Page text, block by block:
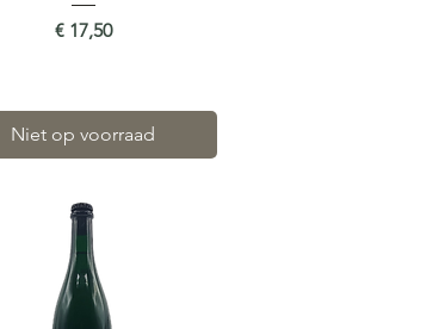
Prijs
€ 17,50
Niet op voorraad